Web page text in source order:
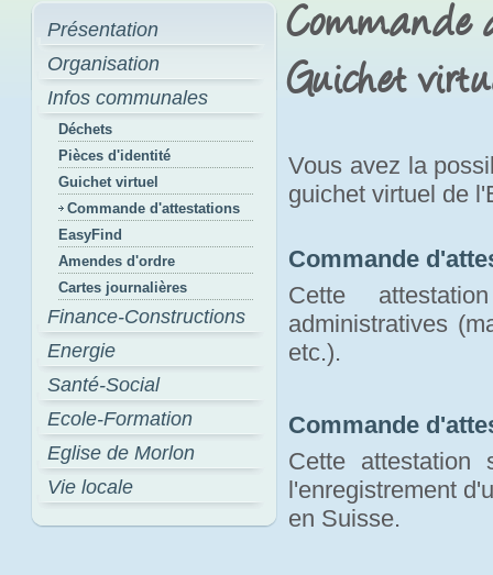
Présentation
Organisation
Infos communales
Déchets
Pièces d'identité
Guichet virtuel
Commande d'attestations
EasyFind
Amendes d'ordre
Cartes journalières
Finance-Constructions
Energie
Santé-Social
Ecole-Formation
Eglise de Morlon
Vie locale
Commande
Guichet
Vous avez la
guichet virtuel de
Commande
Cette
administratives
etc.).
Commande
Cette
l'enregistrement
en Suisse.